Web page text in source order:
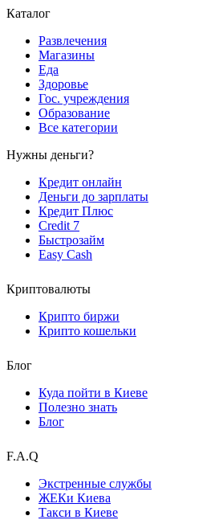
Каталог
Развлечения
Магазины
Еда
Здоровье
Гос. учреждения
Образование
Все категории
Нужны деньги?
Кредит онлайн
Деньги до зарплаты
Кредит Плюс
Credit 7
Быстрозайм
Easy Cash
Криптовалюты
Крипто биржи
Крипто кошельки
Блог
Куда пойти в Киеве
Полезно знать
Блог
F.A.Q
Экстренные службы
ЖЕКи Киева
Такси в Киеве